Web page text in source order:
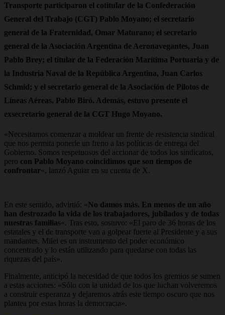
Transporte participaron el cotitular de la Confederación
General del Trabajo (CGT) Pablo Moyano; el secretario
general de la Fraternidad, Omar Maturano; el secretario
general de la Asociación Argentina de Aeronavegantes, Juan
Pablo Brey; el titular de la Federación Marítima Portuaria y de
la Industria Naval de la República Argentina, Juan Carlos
Schmid; y el secretario general de la Asociación de Pilotos de
Líneas Aéreas, Pablo Biró. Además, estuvo presente el
exsecretario general de la CGT Hugo Moyano.
«Necesitamos comenzar a moldear un frente de resistencia sindical
que nos permita ponerle un freno a las políticas de entrega del
Gobierno. Somos respetuosos del accionar de todos los sindicatos,
pero con Pablo Moyano coincidimos que son tiempos de
confrontar«, lanzó Aguiar en su cuenta de X.
En este sentido, advirtió: «No damos más. En menos de un año
han destrozado la vida de los trabajadores, jubilados y de todas
nuestras familias«. Tras esto, sostuvo: «El paro de 36 horas de los
estatales y el de transporte van a golpear fuerte al Presidente y a sus
mandantes. Milei es un instrumento del poder económico
concentrado y lo están utilizando para quedarse con todas las
riquezas del país».
Finalmente, anticipó la necesidad de que todos los gremios se sumen
a estas acciones: «Sólo con la unidad de los que luchan volveremos
a construir esperanza y dejaremos atrás este tiempo oscuro que nos
plantea por estas horas la democracia».